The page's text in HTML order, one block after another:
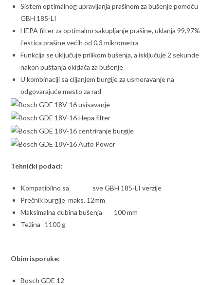
Sistem optimalnog upravljanja prašinom za bušenje pomoću
GBH 185-LI
HEPA filter za optimalno sakupljanje prašine, uklanja 99,97%
čestica prašine većih od 0,3 mikrometra
Funkcija se uključuje prilikom bušenja, a isključuje 2 sekunde
nakon puštanja okidača za bušenje
U kombinaciji sa ciljanjem burgije za usmeravanje na
odgovarajuće mesto za rad
Tehnički podaci:
Kompatibilno sa sve GBH 185-LI verzije
Prečnik burgije maks. 12mm
Maksimalna dubina bušenja 100 mm
Težina 1100 g
Obim isporuke:
Bosch GDE 12